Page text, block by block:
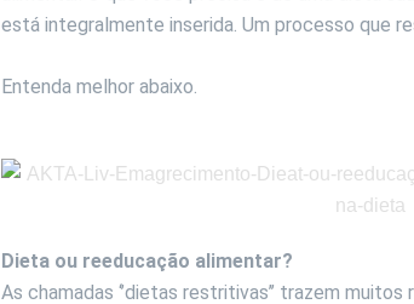
está integralmente inserida. Um processo que
Entenda melhor abaixo.
Dieta ou reeducação alimentar?
As chamadas ‘’dietas restritivas’’ trazem